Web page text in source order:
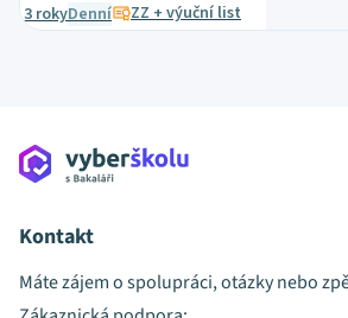
3 rokyDenní ZZ + výuční list
Kontakt
Máte zájem o spolupráci, otázky nebo